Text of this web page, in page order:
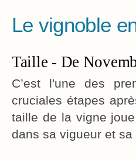
Le vignoble
Taille - De
C’est l'une des
cruciales étapes
taille de la vigne
dans sa vigueur et